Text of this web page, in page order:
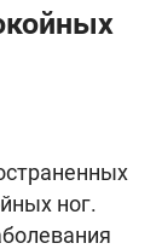
ног.